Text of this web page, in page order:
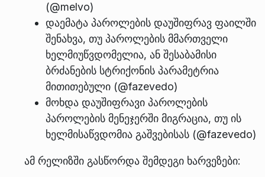
(@melvo)
დაემატა პაროლების დაუშიფრავ ფაილში
შენახვა, თუ პაროლების მმართველი
ხელმიუწვდომელია, ან შესაბამისი
ბრძანების სტრიქონის პარამეტრია
მითითებული (@fazevedo)
მოხდა დაუშიფრავი პაროლების
პაროლების მენეჯერში მიგრაცია, თუ ის
ხელმისაწვდომია გაშვებისას (@fazevedo)
ამ რელიზში გასწორდა შემდეგი ხარვეზები: